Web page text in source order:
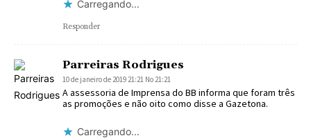
Carregando...
Responder
Parreiras Rodrigues
10 de janeiro de 2019 21:21 No 21:21
A assessoria de Imprensa do BB informa que foram três
as promoções e não oito como disse a Gazetona.
Carregando...